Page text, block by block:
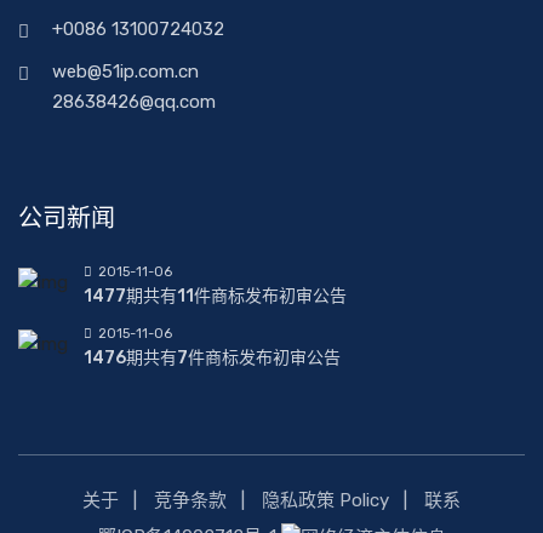
+0086 13100724032
web@51ip.com.cn
28638426@qq.com
公司新闻
2015-11-06
1477期共有11件商标发布初审公告
2015-11-06
1476期共有7件商标发布初审公告
关于 竞争条款 隐私政策 Policy
联系